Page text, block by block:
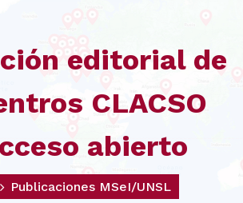
editorial de
CLACSO
abierto
Publicaciones MSeI/UNSL